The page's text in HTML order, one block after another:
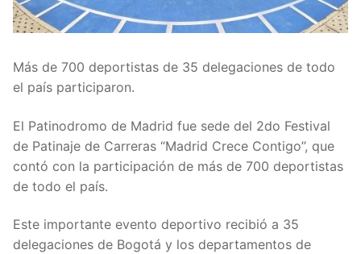
Más de 700 deportistas de 35 delegaciones de todo
el país participaron.
El Patinodromo de Madrid fue sede del 2do Festival
de Patinaje de Carreras “Madrid Crece Contigo”, que
contó con la participación de más de 700 deportistas
de todo el país.
Este importante evento deportivo recibió a 35
delegaciones de Bogotá y los departamentos de